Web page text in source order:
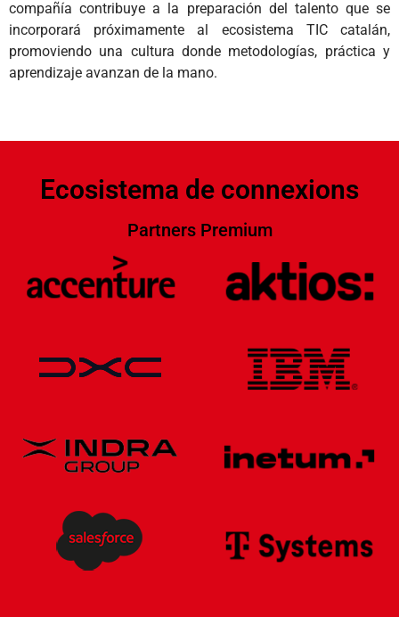
compañía contribuye a la preparación del talento que se
incorporará próximamente al ecosistema TIC catalán,
promoviendo una cultura donde metodologías, práctica y
aprendizaje avanzan de la mano.
Ecosistema de connexions
Partners Premium